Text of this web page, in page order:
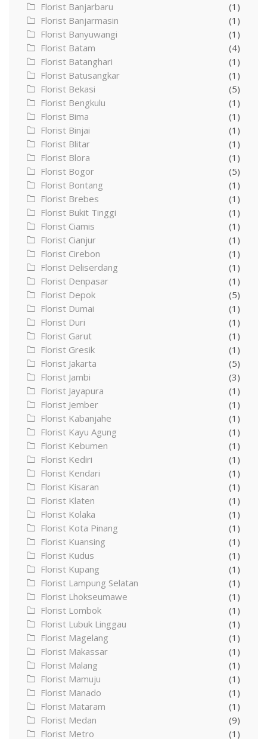
Florist Banjarbaru
(1)
Florist Banjarmasin
(1)
Florist Banyuwangi
(1)
Florist Batam
(4)
Florist Batanghari
(1)
Florist Batusangkar
(1)
Florist Bekasi
(5)
Florist Bengkulu
(1)
Florist Bima
(1)
Florist Binjai
(1)
Florist Blitar
(1)
Florist Blora
(1)
Florist Bogor
(5)
Florist Bontang
(1)
Florist Brebes
(1)
Florist Bukit Tinggi
(1)
Florist Ciamis
(1)
Florist Cianjur
(1)
Florist Cirebon
(1)
Florist Deliserdang
(1)
Florist Denpasar
(1)
Florist Depok
(5)
Florist Dumai
(1)
Florist Duri
(1)
Florist Garut
(1)
Florist Gresik
(1)
Florist Jakarta
(5)
Florist Jambi
(3)
Florist Jayapura
(1)
Florist Jember
(1)
Florist Kabanjahe
(1)
Florist Kayu Agung
(1)
Florist Kebumen
(1)
Florist Kediri
(1)
Florist Kendari
(1)
Florist Kisaran
(1)
Florist Klaten
(1)
Florist Kolaka
(1)
Florist Kota Pinang
(1)
Florist Kuansing
(1)
Florist Kudus
(1)
Florist Kupang
(1)
Florist Lampung Selatan
(1)
Florist Lhokseumawe
(1)
Florist Lombok
(1)
Florist Lubuk Linggau
(1)
Florist Magelang
(1)
Florist Makassar
(1)
Florist Malang
(1)
Florist Mamuju
(1)
Florist Manado
(1)
Florist Mataram
(1)
Florist Medan
(9)
Florist Metro
(1)